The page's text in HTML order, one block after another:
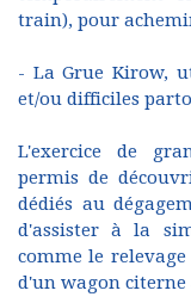
train), pour
- La Grue Kirow,
et/ou difficiles
L'exercice de
permis de
dédiés au
d'assister à la
comme le
d'un wagon citerne